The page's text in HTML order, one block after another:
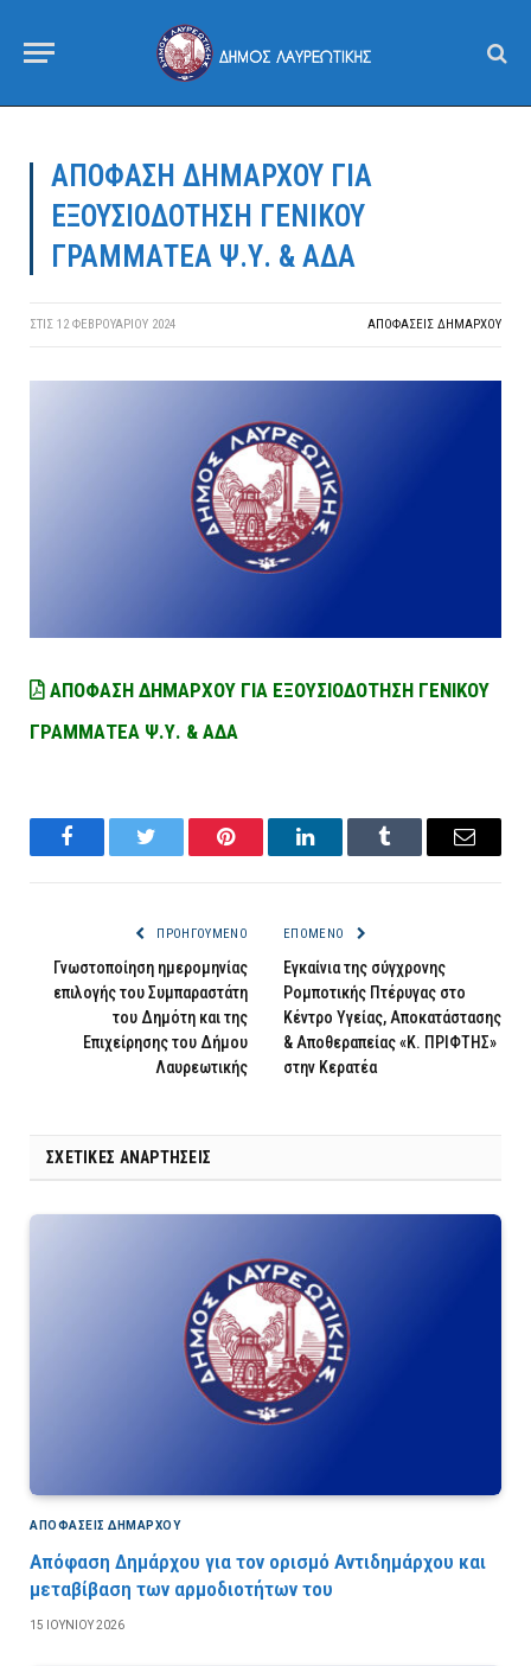
ΑΠΟΦΑΣΗ ΔΗΜΑΡΧΟΥ ΓΙΑ
ΕΞΟΥΣΙΟΔΟΤΗΣΗ ΓΕΝΙΚΟΥ
ΓΡΑΜΜΑΤΕΑ Ψ.Υ. & ΑΔΑ
ΣΤΙΣ 12 ΦΕΒΡΟΥΑΡΊΟΥ 2024 ΑΠΟΦΆΣΕΙΣ ΔΗΜΆΡΧΟΥ
ΑΠΟΦΑΣΗ ΔΗΜΑΡΧΟΥ ΓΙΑ ΕΞΟΥΣΙΟΔΟΤΗΣΗ ΓΕΝΙΚΟΥ
ΓΡΑΜΜΑΤΕΑ Ψ.Υ. & ΑΔΑ
FacebookTwitter Pinterest LinkedInTumblr Email
ΠΡΟΗΓΟΎΜΕΝΟ
Γνωστοποίηση ημερομηνίας
επιλογής του Συμπαραστάτη
του Δημότη και της
Επιχείρησης του Δήμου
Λαυρεωτικής
ΕΠΌΜΕΝΟ
Εγκαίνια της σύγχρονης
Ρομποτικής Πτέρυγας στο
Κέντρο Υγείας, Αποκατάστασης
& Αποθεραπείας «Κ. ΠΡΙΦΤΗΣ»
στην Κερατέα
ΣΧΕΤΙΚΈΣ ΑΝΑΡΤΉΣΕΙΣ
ΑΠΟΦΆΣΕΙΣ ΔΗΜΆΡΧΟΥ
Απόφαση Δημάρχου για τον ορισμό Αντιδημάρχου και
μεταβίβαση των αρμοδιοτήτων του
15 ΙΟΥΝΊΟΥ 2026